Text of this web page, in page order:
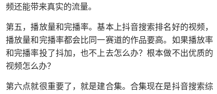
频还能带来真实的流量。
第五，播放量和完播率。基本上抖音搜索排名好的视频，
播放量和完播率都会比同一赛道的作品要高。如果播放率
和完播率投了抖加，也不上去怎么办？根本做不出优质的
视频怎么办？
第六点就很重要了，就是建合集。合集现在是抖音搜索综